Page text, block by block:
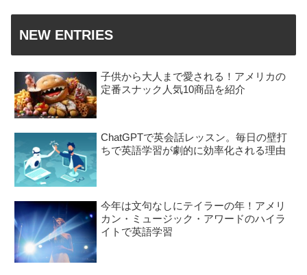
NEW ENTRIES
子供から大人まで愛される！アメリカの
定番スナック人気10商品を紹介
ChatGPTで英会話レッスン。毎日の壁打
ちで英語学習が劇的に効率化される理由
今年は文句なしにテイラーの年！アメリ
カン・ミュージック・アワードのハイラ
イトで英語学習